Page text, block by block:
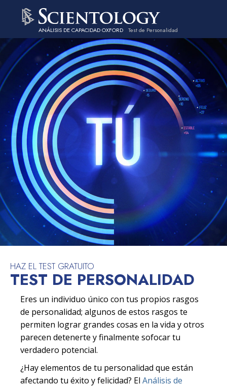
ANÁLISIS DE CAPACIDAD OXFORD Test de Personalidad
HAZ EL TEST GRATUITO
TEST DE PERSONALIDAD
Eres un individuo único con tus propios rasgos
de personalidad; algunos de estos rasgos te
permiten lograr grandes cosas en la vida y otros
parecen detenerte y finalmente sofocar tu
verdadero potencial.
¿Hay elementos de tu personalidad que están
afectando tu éxito y felicidad? El Análisis de